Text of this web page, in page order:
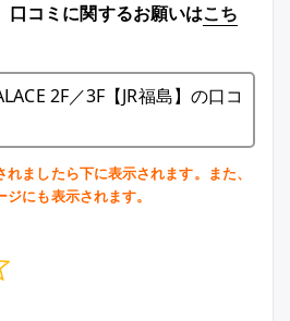
コミに関するお願いはこち
2F／3F【JR福島】の口コ
ましたら下に表示されます。また、
にも表示されます。